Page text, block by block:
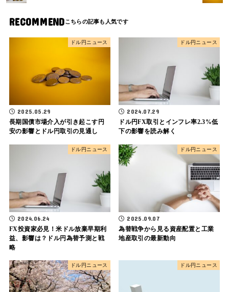
RECOMMEND
ドル円ニュース
2025.05.29
長期国債市場介入が引き起こす円
安の影響とドル円取引の見通し
ドル円ニュース
2024.07.29
ドル円FX取引とインフレ率2.3%低
下の影響を読み解く
ドル円ニュース
2024.06.24
FX投資家必見！米ドル放棄早期利
益、影響は？ドル円為替予測と戦
略
ドル円ニュース
2025.09.07
為替戦争から見る資産配置と工業
地産取引の最新動向
ドル円ニュース ドル円ニュース